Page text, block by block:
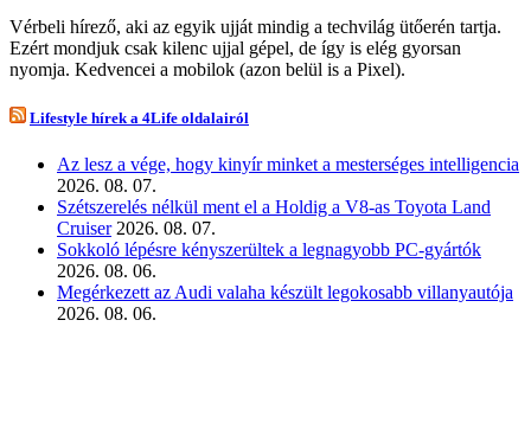
Vérbeli hírező, aki az egyik ujját mindig a techvilág ütőerén tartja.
Ezért mondjuk csak kilenc ujjal gépel, de így is elég gyorsan
nyomja. Kedvencei a mobilok (azon belül is a Pixel).
Lifestyle hírek a 4Life oldalairól
Az lesz a vége, hogy kinyír minket a mesterséges intelligencia
2026. 08. 07.
Szétszerelés nélkül ment el a Holdig a V8-as Toyota Land
Cruiser 2026. 08. 07.
Sokkoló lépésre kényszerültek a legnagyobb PC-gyártók
2026. 08. 06.
Megérkezett az Audi valaha készült legokosabb villanyautója
2026. 08. 06.